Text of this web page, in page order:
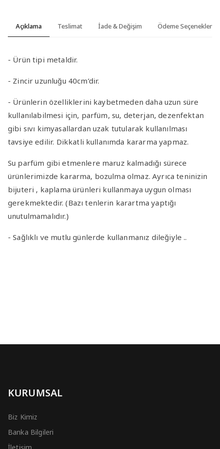
Açıklama Teslimat İade & Değişim Ödeme Seçenekleri
- Ürün tipi metaldir.
- Zincir uzunluğu 40cm’dir.
- Ürünlerin özelliklerini kaybetmeden daha uzun süre
kullanılabilmesi için, parfüm, su, deterjan, dezenfektan
gibi sıvı kimyasallardan uzak tutularak kullanılması
tavsiye edilir. Dikkatli kullanımda kararma yapmaz.
Su parfüm gibi etmenlere maruz kalmadığı sürece
ürünlerimizde kararma, bozulma olmaz. Ayrıca teninizin
bijuteri , kaplama ürünleri kullanmaya uygun olması
gerekmektedir. (Bazı tenlerin karartma yaptığı
unutulmamalıdır.)
- Sağlıklı ve mutlu günlerde kullanmanız dileğiyle ..
KURUMSAL
Biz Kimiz
Banka Bilgileri
İletişim